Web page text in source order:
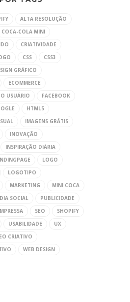
ALTA RESOLUÇÃO
COCA-COLA MINI
CRIATIVIDADE
CSS
CSS3
GRÁFICO
ECOMMERCE
USUÁRIO
FACEBOOK
HTML5
IMAGENS GRÁTIS
INOVAÇÃO
INSPIRAÇÃO DIÁRIA
LOGO
LOGOTIPO
MARKETING
MINI COCA
SOCIAL
PUBLICIDADE
SEO
SHOPIFY
USABILIDADE
UX
CRIATIVO
WEB DESIGN